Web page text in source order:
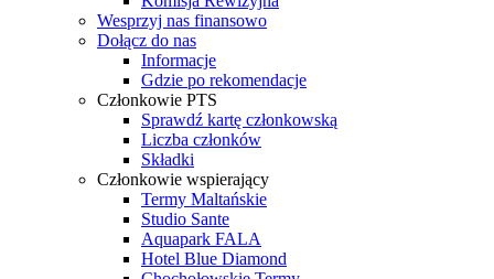
Wesprzyj nas finansowo
Dołącz do nas
Informacje
Gdzie po rekomendacje
Członkowie PTS
Sprawdź kartę członkowską
Liczba członków
Składki
Członkowie wspierający
Termy Maltańskie
Studio Sante
Aquapark FALA
Hotel Blue Diamond